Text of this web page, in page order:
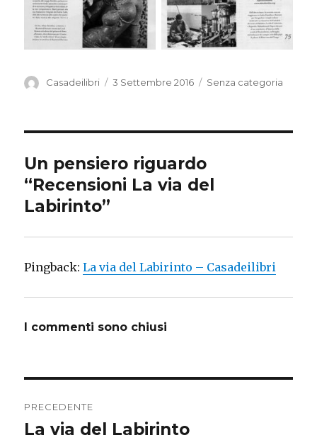
Autore
Casadeilibri
Pubblicato
3 Settembre 2016 Categorie
Senza categoria
Un pensiero riguardo
“Recensioni La via del
Labirinto”
Pingback:La via del Labirinto – Casadeilibri
I commenti sono chiusi
articoli
PRECEDENTE
Articolo
La via del Labirinto